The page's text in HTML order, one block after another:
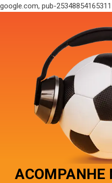
google.com, pub-
ACOMPANHE